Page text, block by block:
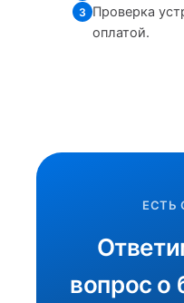
3 Проверка
оплатой.
ЕСТЬ
вопрос о